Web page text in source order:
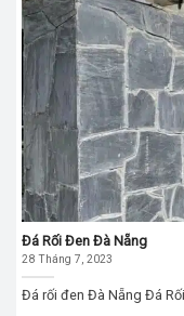
Đá Rối Đen Đà Nẵng
28 Tháng 7, 2023
Đá rối đen Đà Nẵng Đá